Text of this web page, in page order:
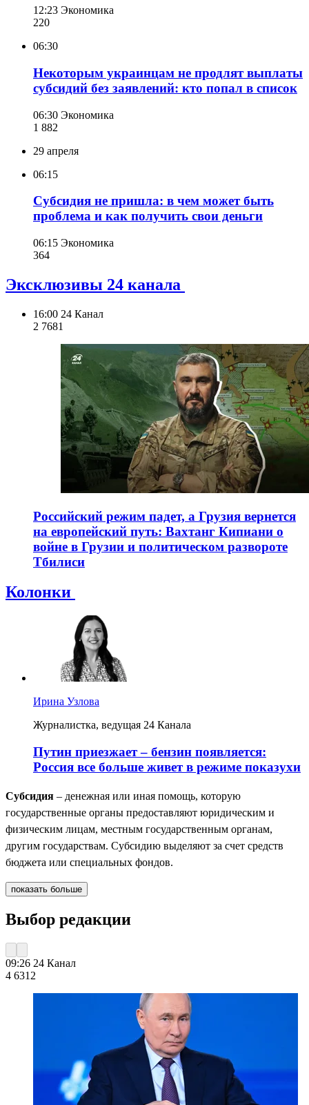
12:23 Экономика
220
06:30
Некоторым украинцам не продлят выплаты
субсидий без заявлений: кто попал в список
06:30 Экономика
1 882
29 апреля
06:15
Субсидия не пришла: в чем может быть
проблема и как получить свои деньги
06:15 Экономика
364
Эксклюзивы 24 канала
16:00 24 Канал
2 7681
Российский режим падет, а Грузия вернется
на европейский путь: Вахтанг Кипиани о
войне в Грузии и политическом развороте
Тбилиси
Колонки
Ирина Узлова
Журналистка, ведущая 24 Канала
Путин приезжает – бензин появляется:
Россия все больше живет в режиме показухи
Субсидия – денежная или иная помощь, которую
государственные органы предоставляют юридическим и
физическим лицам, местным государственным органам,
другим государствам. Субсидию выделяют за счет средств
бюджета или специальных фондов.
показать больше
Выбор редакции
09:26 24 Канал
4 631 2